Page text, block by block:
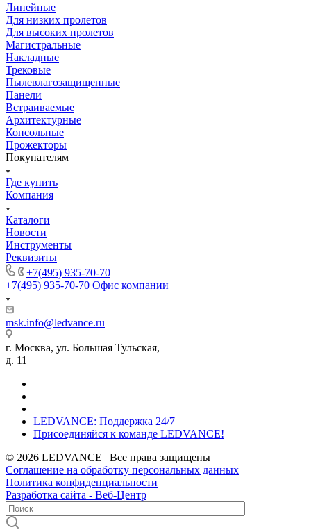
Линейные
Для низких пролетов
Для высоких пролетов
Магистральные
Накладные
Трековые
Пылевлагозащищенные
Панели
Встраиваемые
Архитектурные
Консольные
Прожекторы
Покупателям
Где купить
Компания
Каталоги
Новости
Инструменты
Реквизиты
+7(495) 935-70-70
+7(495) 935-70-70 Офис компании
msk.info@ledvance.ru
г. Москва, ул. Большая Тульская,
д. 11
LEDVANCE: Поддержка 24/7
Присоединяйся к команде LEDVANCE!
© 2026 LEDVANCE | Все права защищены
Соглашение на обработку персональных данных
Политика конфиденциальности
Разработка сайта - Веб-Центр